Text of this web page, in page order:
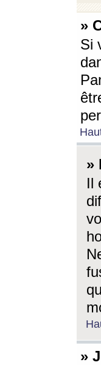
»
Si
»
Il
»